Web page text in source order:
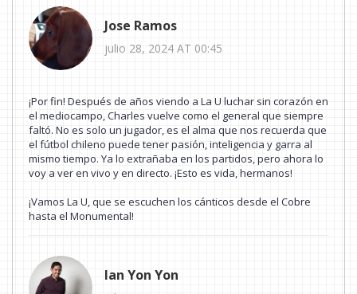
Jose Ramos
julio 28, 2024 AT 00:45
¡Por fin! Después de años viendo a La U luchar sin corazón en
el mediocampo, Charles vuelve como el general que siempre
faltó. No es solo un jugador, es el alma que nos recuerda que
el fútbol chileno puede tener pasión, inteligencia y garra al
mismo tiempo. Ya lo extrañaba en los partidos, pero ahora lo
voy a ver en vivo y en directo. ¡Esto es vida, hermanos!
¡Vamos La U, que se escuchen los cánticos desde el Cobre
hasta el Monumental!
Ian Yon Yon